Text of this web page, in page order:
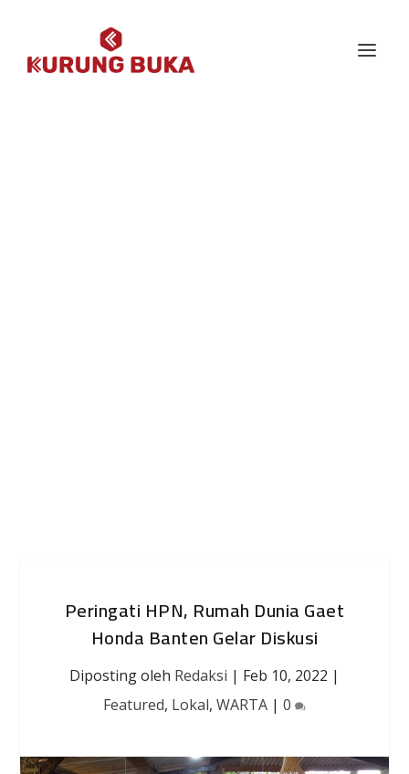
Peringati HPN, Rumah Dunia Gaet
Honda Banten Gelar Diskusi
Diposting oleh Redaksi | Feb 10, 2022 |
Featured, Lokal, WARTA | 0